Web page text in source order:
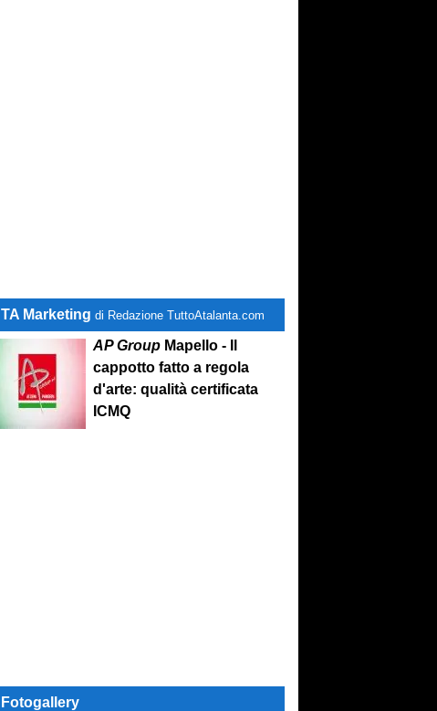
TA Marketing di Redazione TuttoAtalanta.com
AP Group Mapello - Il
cappotto fatto a regola
d'arte: qualità certificata
ICMQ
Fotogallery